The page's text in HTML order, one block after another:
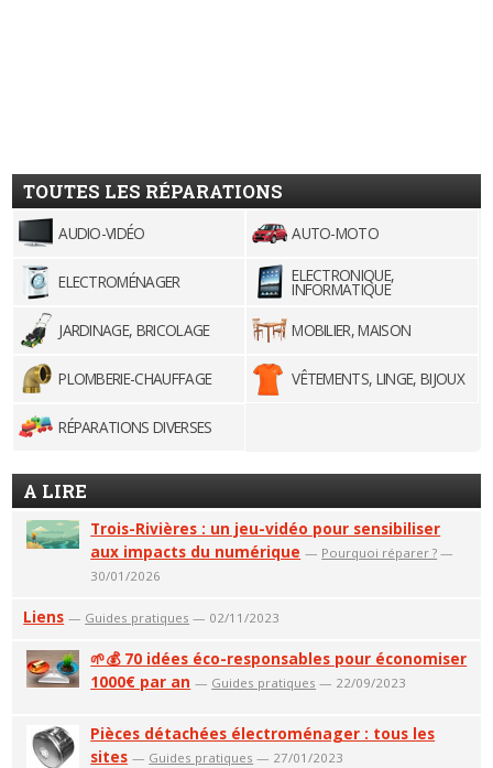
TOUTES LES RÉPARATIONS
AUDIO-VIDÉO AUTO-MOTO
ELECTROMÉNAGER ELECTRONIQUE,
INFORMATIQUE
JARDINAGE, BRICOLAGE
MOBILIER, MAISON
PLOMBERIE-CHAUFFAGE VÊTEMENTS, LINGE, BIJOUX
RÉPARATIONS DIVERSES
A LIRE
Trois-Rivières : un jeu-vidéo pour sensibiliser
aux impacts du numérique — Pourquoi réparer ? —
30/01/2026
Liens — Guides pratiques — 02/11/2023
🌱💰 70 idées éco-responsables pour économiser
1000€ par an — Guides pratiques — 22/09/2023
Pièces détachées électroménager : tous les
sites — Guides pratiques — 27/01/2023